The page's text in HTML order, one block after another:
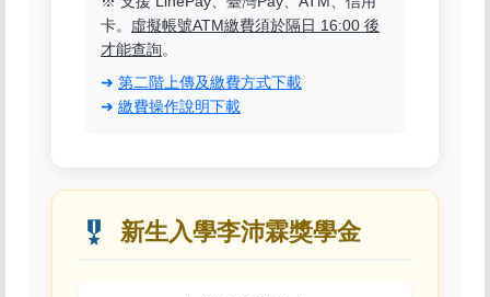
卡。 虛擬帳號ATM繳費須於隔日 16:00 後
才能查詢。
➜ 第二階上傳及繳費方式下載
➜ 繳費操作說明下載
military_tech 新生入學李沛霖獎學金